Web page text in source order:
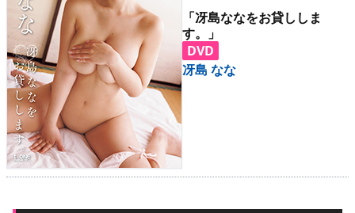
「冴島ななをお貸ししま
す。」
DVD
冴島 なな